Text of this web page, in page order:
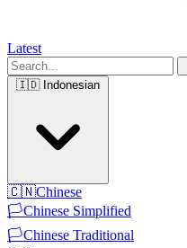
Latest
🇮🇩 Indonesian
🇨🇳Chinese
🏳️Chinese Simplified
🏳️Chinese Traditional